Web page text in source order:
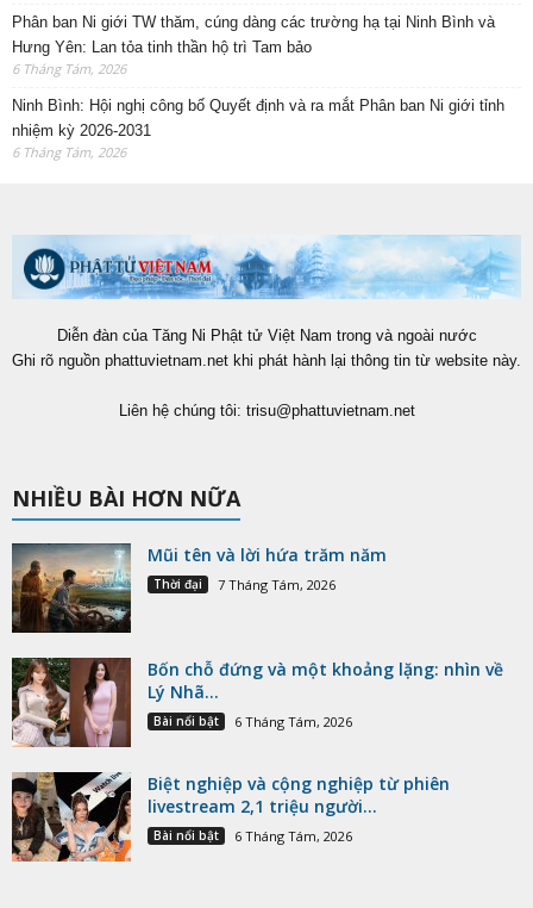
Phân ban Ni giới TW thăm, cúng dàng các trường hạ tại Ninh Bình và
Hưng Yên: Lan tỏa tinh thần hộ trì Tam bảo
6 Tháng Tám, 2026
Ninh Bình: Hội nghị công bố Quyết định và ra mắt Phân ban Ni giới tỉnh
nhiệm kỳ 2026-2031
6 Tháng Tám, 2026
Diễn đàn của Tăng Ni Phật tử Việt Nam trong và ngoài nước
Ghi rõ nguồn phattuvietnam.net khi phát hành lại thông tin từ website này.
Liên hệ chúng tôi: trisu@phattuvietnam.net
NHIỀU BÀI HƠN NỮA
Mũi tên và lời hứa trăm năm
Thời đại 7 Tháng Tám, 2026
Bốn chỗ đứng và một khoảng lặng: nhìn về
Lý Nhã...
Bài nổi bật 6 Tháng Tám, 2026
Biệt nghiệp và cộng nghiệp từ phiên
livestream 2,1 triệu người...
Bài nổi bật 6 Tháng Tám, 2026